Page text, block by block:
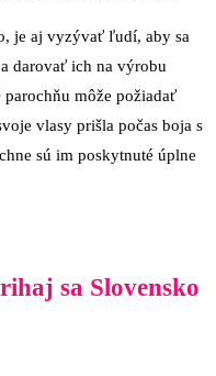
je aj vyzývať ľudí, aby sa
darovať ich na výrobu
môže požiadať
vlasy prišla počas boja s
sú im poskytnuté úplne
sa Slovensko